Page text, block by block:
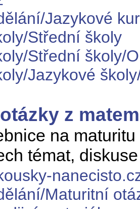
Jazykové
Střední školy
Střední školy/
Jazykové
z
na
témat,
Maturitní